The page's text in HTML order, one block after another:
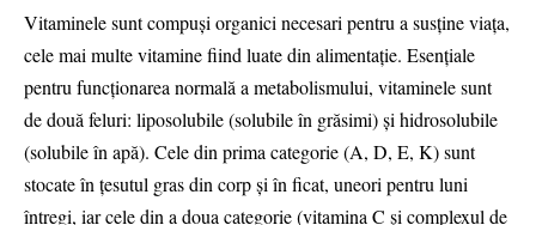
Vitaminele sunt compuși organici necesari pentru a susține viața,
cele mai multe vitamine fiind luate din alimentație. Esențiale
pentru funcționarea normală a metabolismului, vitaminele sunt
de două feluri: liposolubile (solubile în grăsimi) și hidrosolubile
(solubile în apă). Cele din prima categorie (A, D, E, K) sunt
stocate în țesutul gras din corp și în ficat, uneori pentru luni
întregi, iar cele din a doua categorie (vitamina C și complexul de